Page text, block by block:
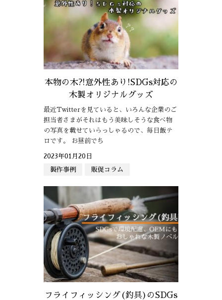
本物の木?!意外性あり!SDGs対応の
木製オリジナルグッズ
最近Twitterを見ていると、いろんな企業のご
担当者さまがそれはもう美味しそうな食べ物
の写真を載せていらっしゃるので、毎日飯テ
ロです。 お昼前でち
2023年01月20日
製作事例 販促コラム
フライフィッシング(釣具)のSDGs